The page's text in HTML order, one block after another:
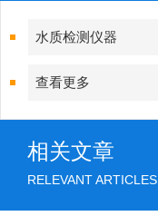
水质检测仪器
查看更多
相关文章
RELEVANT ARTICLES